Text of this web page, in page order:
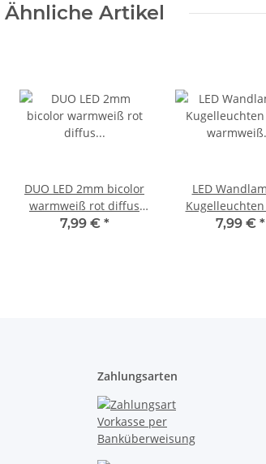
Ähnliche Artikel
DUO LED 2mm bicolor
warmweiß rot diffus
Lichtwechsel Loks LEDs
7,99 € *
LED
warmweiß7,99 € *
Zahlungsarten